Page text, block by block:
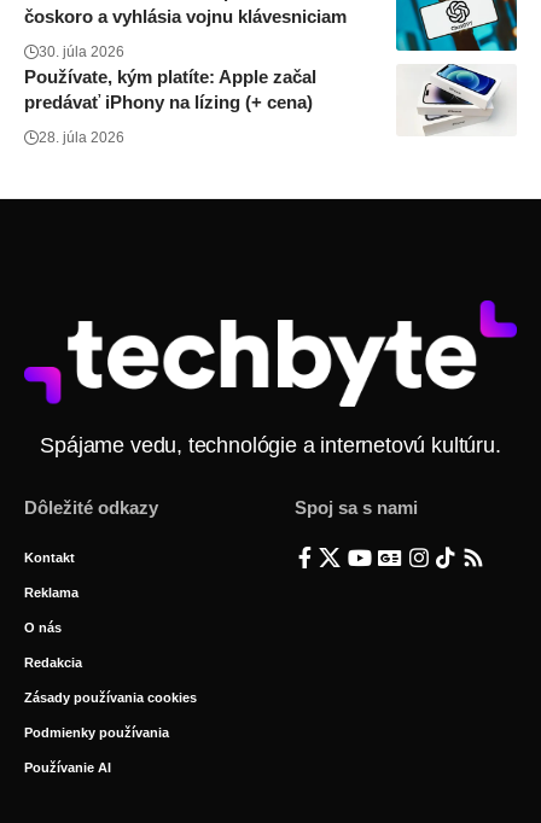
čoskoro a vyhlásia vojnu klávesniciam
30. júla 2026
Používate, kým platíte: Apple začal
predávať iPhony na lízing (+ cena)
28. júla 2026
Spájame vedu, technológie a internetovú kultúru.
Dôležité odkazy
Kontakt
Reklama
O nás
Redakcia
Zásady používania cookies
Podmienky používania
Používanie AI
Spoj sa s nami